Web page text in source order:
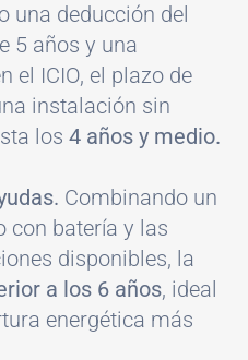
una deducción del
5 años y una
el ICIO, el plazo de
instalación sin
los 4 años y medio.
Combinando un
con batería y las
disponibles, la
a los 6 años, ideal
energética más